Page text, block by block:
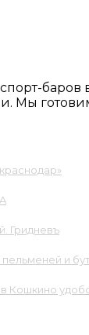
Мы
Гридневъ
и
Кошкино